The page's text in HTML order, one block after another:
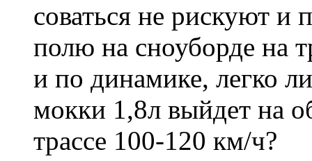
соваться не рискуют и
полю на сноуборде на
и по динамике, легко
мокки 1,8л выйдет на
трассе 100-120 км/ч?